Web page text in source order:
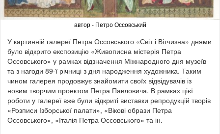
автор - Петро Оссовський
У картинній галереї Петра Оссовського «Світ і Вітчизна» днями
було відкрито експозицію «Живописна містерія Петра
Оссовського» у рамках відзначення Міжнародного дня музеїв
та з нагоди 89-ї річниці з дня народження художника. Таким
чином галерея продовжує знайомити своїх відвідувачів із
новим творчим проектом Петра Павловича. В рамках цієї
роботи у галереї вже були відкриті виставки репродукцій творів
«Розписи Ізборської палати», «Вікові образи Петра
Оссовського», «Італія Петра Оссовського» та ін.